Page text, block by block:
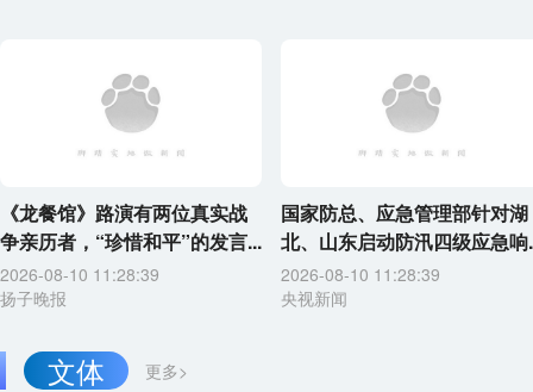
《龙餐馆》路演有两位真实战
争亲历者，“珍惜和平”的发言...
2026-08-10 11:28:39
扬子晚报
国家防总、应急管理部针对湖
北、山东启动防汛四级应急响
2026-08-10 11:28:39
央视新闻
更多>
文体